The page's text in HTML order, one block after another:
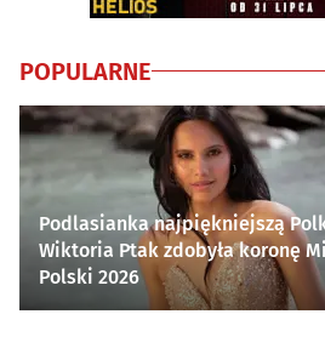
POPULARNE
Podlasianka najpiękniejszą
Wiktoria Ptak zdobyła koronę
Polski 2026